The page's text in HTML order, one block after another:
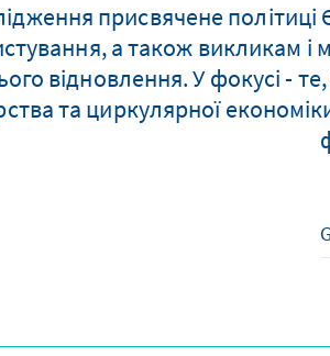
присвячене політиці
а також викликам і
відновлення. У фокусі -
та циркулярної